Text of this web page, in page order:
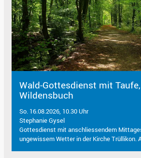
Wald-Gottesdienst mit
Wildensbuch
So. 16.08.2026, 10.30 Uhr
Stephanie Gysel
Gottesdienst mit anschliessendem
ungewissem Wetter in der Kirche Trüllikon.